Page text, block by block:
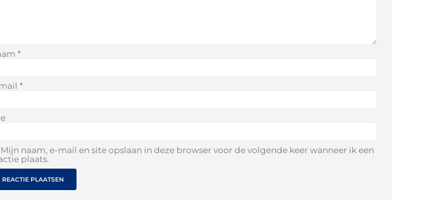
*
*
Mijn naam, e-mail en site opslaan in deze browser voor de volgende keer wanneer ik een
plaats.